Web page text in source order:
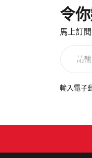
令
馬上訂
電
輸入電子